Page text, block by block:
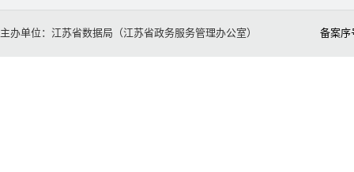
主办单位：江苏省数据局（江苏省政务服务管理办公室） 备案序